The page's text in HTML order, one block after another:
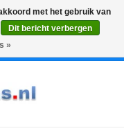
met het gebruik van
Dit bericht verbergen
»